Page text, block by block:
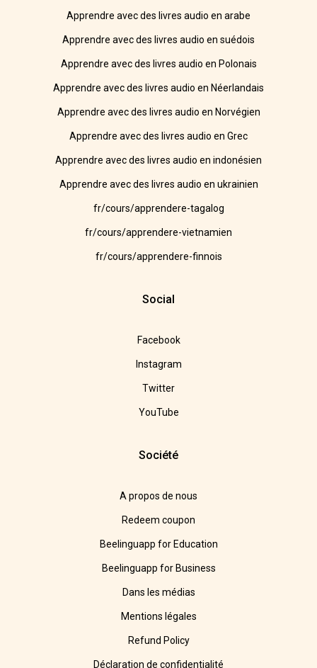
Apprendre avec des livres audio en arabe
Apprendre avec des livres audio en suédois
Apprendre avec des livres audio en Polonais
Apprendre avec des livres audio en Néerlandais
Apprendre avec des livres audio en Norvégien
Apprendre avec des livres audio en Grec
Apprendre avec des livres audio en indonésien
Apprendre avec des livres audio en ukrainien
fr/cours/apprendere-tagalog
fr/cours/apprendere-vietnamien
fr/cours/apprendere-finnois
Social
Facebook
Instagram
Twitter
YouTube
Société
A propos de nous
Redeem coupon
Beelinguapp for Education
Beelinguapp for Business
Dans les médias
Mentions légales
Refund Policy
Déclaration de confidentialité